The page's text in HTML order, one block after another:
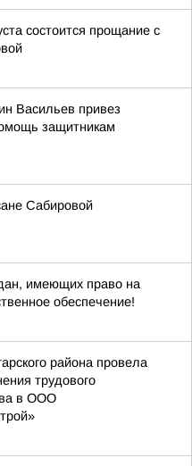
состоится прощание с
Васильев привез
защитникам
Сабировой
имеющих право на
обеспечение!
района провела
трудового
в ООО